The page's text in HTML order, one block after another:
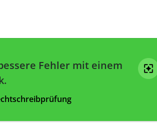
Fehler mit einem